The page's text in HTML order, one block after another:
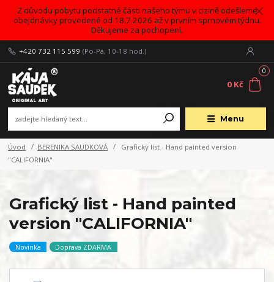
Z důvodu pobytu podstatné části našeho týmu v cizině odešleme
obejdnávky provedené od 18.7.2026 až v prvním sprnovém týdnu.
Děkujeme za pochopení.
Menu
+420 732 115 599 (Po-Pá, 10-18 hod.)
0
0 Kč
Úvod BERENIKA SAUDKOVÁ
Grafický list - Hand painted version
"CALIFORNIA"
Grafický list - Hand painted
version "CALIFORNIA"
Novinka Doprava ZDARMA